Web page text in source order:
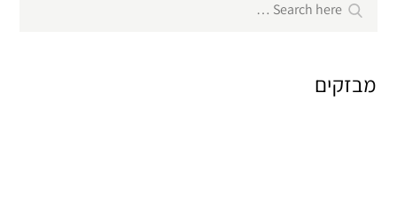
for:
Search
מבזקים